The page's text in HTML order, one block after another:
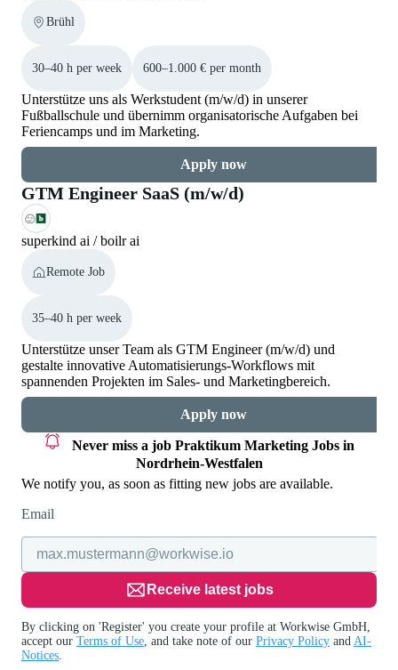
Brühl
30–40 h per week 600–1.000 € per month
Unterstütze uns als Werkstudent (m/w/d) in unserer
Fußballschule und übernimm organisatorische Aufgaben bei
Feriencamps und im Marketing.
Apply now
GTM Engineer SaaS (m/w/d)
superkind ai / boilr ai
Remote Job
35–40 h per week
Unterstütze unser Team als GTM Engineer (m/w/d) und
gestalte innovative Automatisierungs-Workflows mit
spannenden Projekten im Sales- und Marketingbereich.
Apply now
Never miss a job Praktikum Marketing Jobs in
Nordrhein-Westfalen
We notify you, as soon as fitting new jobs are available.
Email
Receive latest jobs
By clicking on 'Register' you create your profile at Workwise GmbH,
accept our Terms of Use , and take note of our Privacy Policy and AI-
Notices